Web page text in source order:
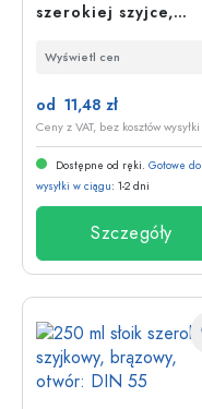
szerokiej szyjce,
Wyświetl cen
od 11,48 zł
Ceny z VAT, bez kosztów wysyłki
Dostępne od ręki. Gotowe do
wysyłki w ciągu: 1-2 dni
Szczegóły